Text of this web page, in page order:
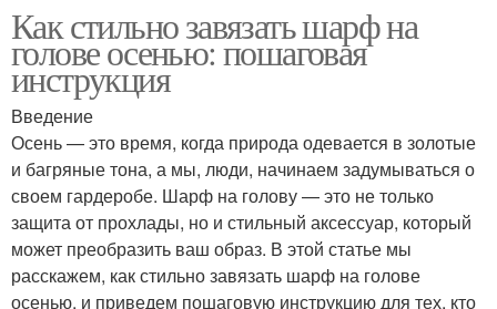
Как стильно завязать шарф на
голове осенью: пошаговая
инструкция
Введение
Осень — это время, когда природа одевается в золотые
и багряные тона, а мы, люди, начинаем задумываться о
своем гардеробе. Шарф на голову — это не только
защита от прохлады, но и стильный аксессуар, который
может преобразить ваш образ. В этой статье мы
расскажем, как стильно завязать шарф на голове
осенью, и приведем пошаговую инструкцию для тех, кто